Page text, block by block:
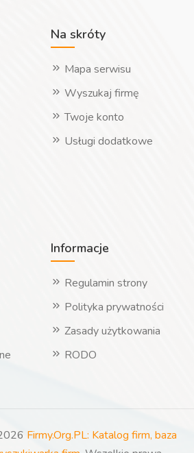
Na skróty
Mapa serwisu
Wyszukaj firmę
Twoje konto
Usługi dodatkowe
Informacje
Regulamin strony
Polityka prywatności
Zasady użytkowania
RODO
Firmy.Org.PL: Katalog firm, baza